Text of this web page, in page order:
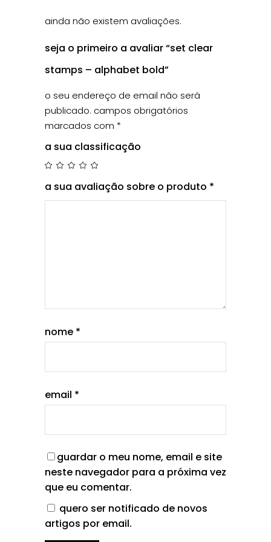
ainda não existem avaliações.
seja o primeiro a avaliar “set clear
stamps – alphabet bold”
o seu endereço de email não será
publicado. campos obrigatórios
marcados com *
a sua classificação
a sua avaliação sobre o produto *
nome *
email *
guardar o meu nome, email e site
neste navegador para a próxima vez
que eu comentar.
quero ser notificado de novos
artigos por email.